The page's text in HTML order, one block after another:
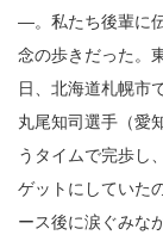
―。私たち後輩に
念の歩きだった。
日、北海道札幌市
丸尾知司選手（愛
うタイムで完歩し
ゲットにしていた
ース後に涙ぐみな